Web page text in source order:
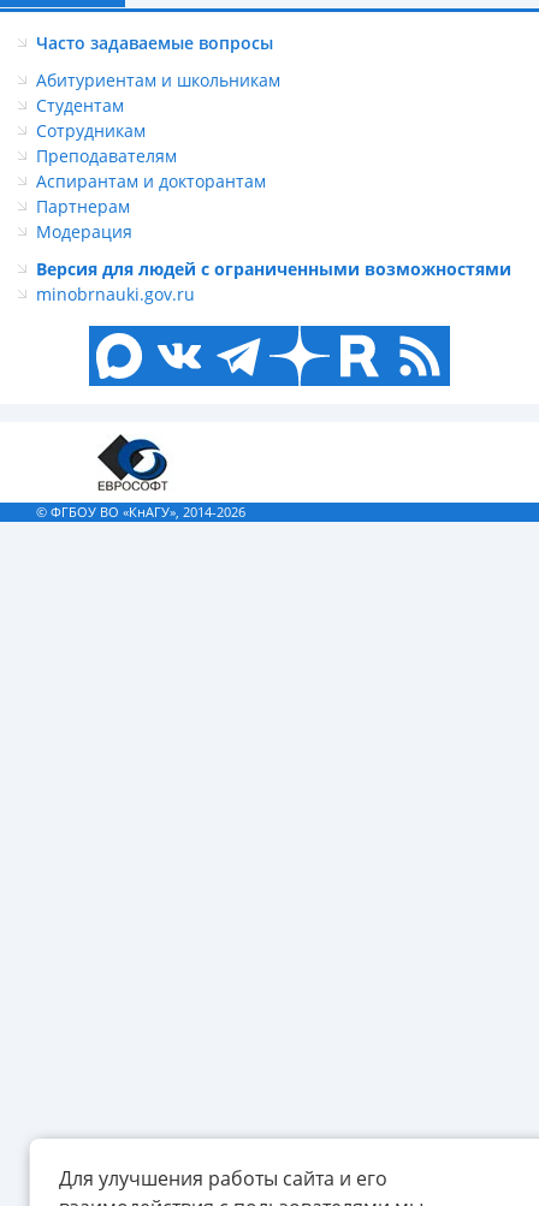
Для улучшения работы сайта и его
Часто задаваемые вопросы
Абитуриентам и школьникам
Студентам
Сотрудникам
Преподавателям
Аспирантам и докторантам
Партнерам
Модерация
Версия для людей с ограниченными возможностями
minobrnauki.gov.ru
© ФГБОУ ВО «КнАГУ», 2014-2026